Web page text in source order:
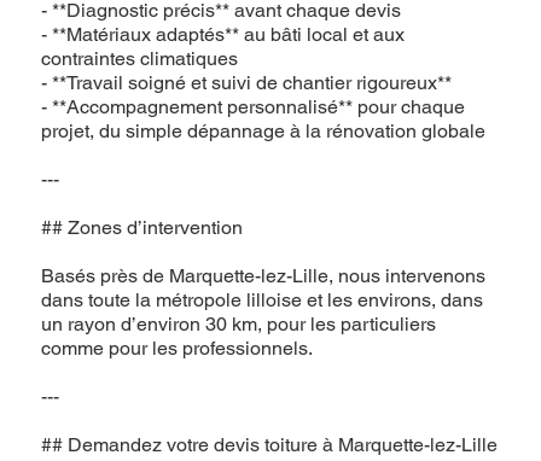
- **Diagnostic précis** avant chaque devis
- **Matériaux adaptés** au bâti local et aux
contraintes climatiques
- **Travail soigné et suivi de chantier rigoureux**
- **Accompagnement personnalisé** pour chaque
projet, du simple dépannage à la rénovation globale
---
## Zones d’intervention
Basés près de Marquette-lez-Lille, nous intervenons
dans toute la métropole lilloise et les environs, dans
un rayon d’environ 30 km, pour les particuliers
comme pour les professionnels.
---
## Demandez votre devis toiture à Marquette-lez-Lille